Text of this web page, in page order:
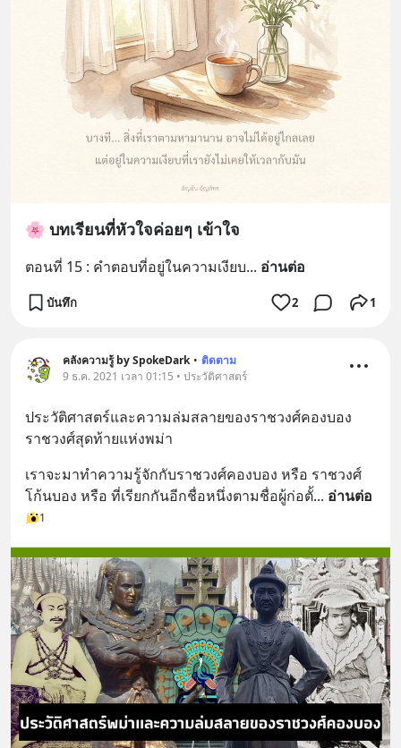
🌸 บทเรียนที่หัวใจค่อยๆ เข้าใจ
ตอนที่ 15 : คำตอบที่อยู่ในความเงียบ... อ่านต่อ
บันทึก 2 1
คลังความรู้ by SpokeDark • ติดตาม
9 ธ.ค. 2021 เวลา 01:15 • ประวัติศาสตร์
ประวัติศาสตร์และความล่มสลายของราชวงศ์คองบอง
ราชวงศ์สุดท้ายแห่งพม่า
เราจะมาทำความรู้จักกับราชวงศ์คองบอง หรือ ราชวงศ์
โก้นบอง หรือ ที่เรียกกันอีกชื่อหนึ่งตามชื่อผู้ก่อตั้... อ่านต่อ
1